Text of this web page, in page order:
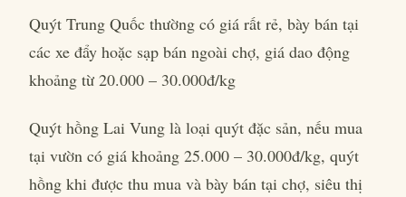
Quýt Trung Quốc thường có giá rất rẻ, bày bán tại
các xe đẩy hoặc sạp bán ngoài chợ, giá dao động
khoảng từ 20.000 – 30.000đ/kg
Quýt hồng Lai Vung là loại quýt đặc sản, nếu mua
tại vườn có giá khoảng 25.000 – 30.000đ/kg, quýt
hồng khi được thu mua và bày bán tại chợ, siêu thị